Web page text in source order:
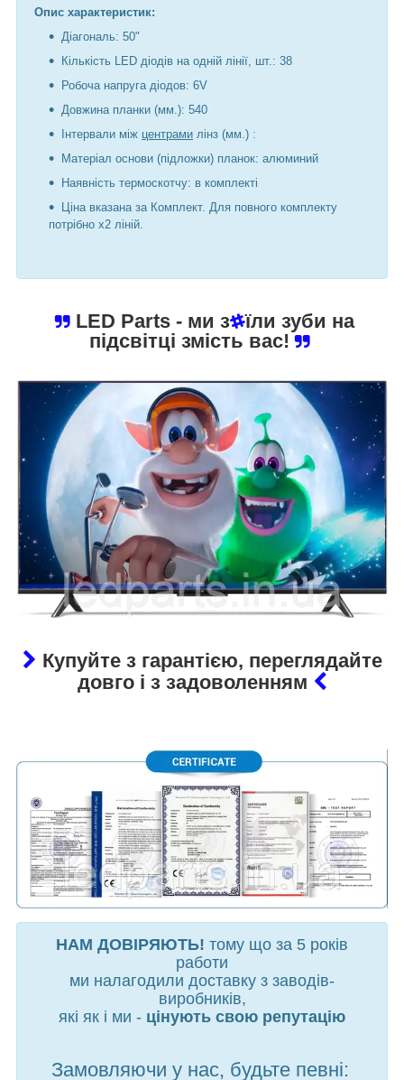
Опис характеристик:
Діагональ: 50"
Кількість LED діодів на одній лінії, шт.: 38
Робоча напруга діодов: 6V
Довжина планки (мм.): 540
Інтервали між центрами лінз (мм.) :
Матеріал основи (підложки) планок: алюминий
Наявність термоскотчу: в комплекті
Ціна вказана за Комплект. Для повного комплекту
потрібно х2 ліній.
LED Parts - ми з
їли зуби на
підсвітці змість вас!
Купуйте з гарантією, переглядайте
довго і з задоволенням
НАМ ДОВІРЯЮТЬ! тому що за 5 років
работи
ми налагодили доставку з заводів-
виробників,
які як і ми - цінують свою репутацію
Замовляючи у нас, будьте певні: